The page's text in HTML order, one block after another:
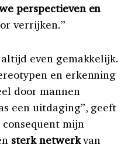
perspectieven en
verrijken.”
even gemakkelijk.
en erkenning
door mannen
een uitdaging”, geeft
mijn
sterk netwerkvan